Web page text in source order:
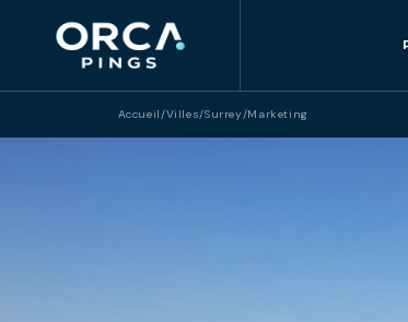
Accueil/Villes/Surrey/Marketing